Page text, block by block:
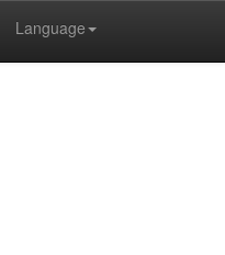
Language